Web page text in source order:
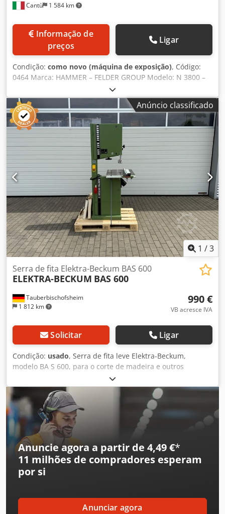
Cantù 1 584 km
preços
Ligar
Condição: como novo (máquina de exposição), Código:
0464 Marca: HAMMER – FELDER GROUP Modelo: N 3800 –
Em conformidade com a norma CE Serra de fita para corte
de madeira, plásticos, materiais compósitos e outros – Em
conformidade com a norma CE Motor monofásico, 220 V –
1,5 kW Diâmetro do volante 380 mm Altura de corte 310
mm Mesa de ferro fundido com inclinação de -5/+45°
Dimensões da mesa: 400 x 510 mm Guias com roletes
acima e abaixo da mesa Dsdpfx Aszqdymef Rock
Comprimento da lâmina 3556 mm N.º 2 lâminas fornecidas
Manual do utilizador Dimensões gerais: 700 x 600 x 1700
mm (altura)
Anúncio classificado
1 /3
Tauberbischofsheim
1 812 km
Serra de fita Elektra-Beckum BAS 600
ELEKTRA-BECKUM BAS 600
990 €
VB acresce IVA
Solicitar Ligar
Condição: usado, Serra de fita leve Elektra-Beckum,
modelo BA S 600, para o corte de madeira e outros
materiais. Dados técnicos: - Diâmetro da roda: 600 mm -
Peso: 160 kg - Altura máxima de corte: aproximadamente
300 mm Dcedpezryvyofx Af Rok
Anuncie agora a partir de 4,49 €*
11 milhões de compradores esperam
por si
Anunciar agora